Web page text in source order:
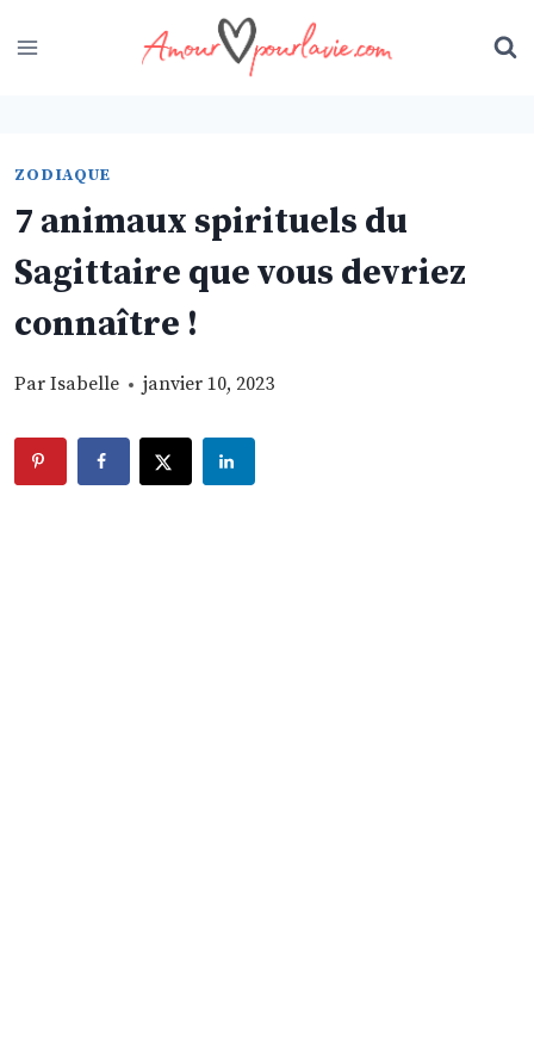
to
ZODIAQUE
7 animaux spirituels du
Sagittaire que vous devriez
connaître !
Par Isabelle janvier 10, 2023